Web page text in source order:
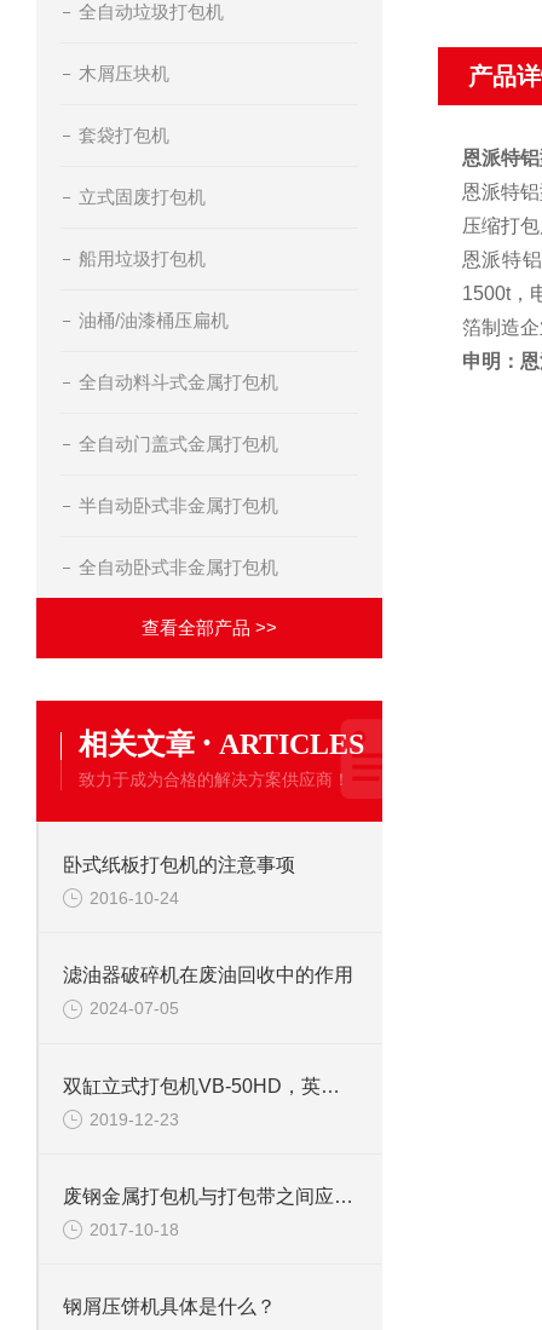
全自动垃圾打包机
木屑压块机
套袋打包机
立式固废打包机
船用垃圾打包机
油桶/油漆桶压扁机
全自动料斗式金属打包机
全自动门盖式金属打包机
半自动卧式非金属打包机
全自动卧式非金属打包机
查看全部产品 >>
相关文章 · ARTICLES
致力于成为合格的解决方案供应商！
卧式纸板打包机的注意事项
2016-10-24
滤油器破碎机在废油回收中的作用
2024-07-05
双缸立式打包机VB-50HD，英国DHL总公司
2019-12-23
废钢金属打包机与打包带之间应注意调整
2017-10-18
钢屑压饼机具体是什么？
产品
恩派特
恩派特
压缩打
恩派特
1500t，
箔制造
申明：